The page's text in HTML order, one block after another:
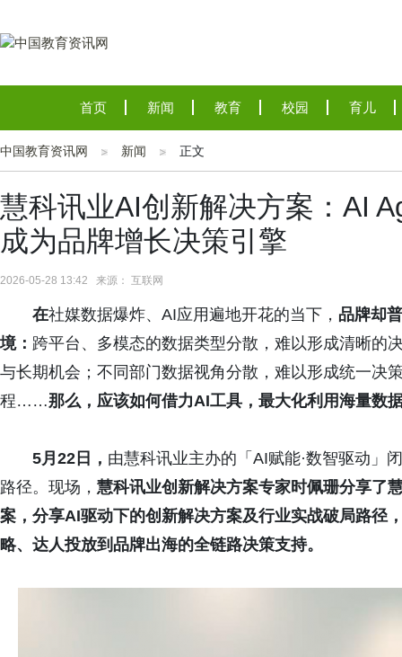
首页 新闻 教育 校园 育儿
中国教育资讯网 新闻 正文
慧科讯业AI创新解决方案：AI
成为品牌增长决策引擎
2026-05-28 13:42 来源： 互联网
在社媒数据爆炸、AI应用遍地开花的当下， 品牌却
境： 跨平台、多模态的数据类型分散，难以形成清晰的
与长期机会；不同部门数据视角分散，难以形成统一决
程……那么，应该如何借力AI工具，最大化利用海量数
5月22日， 由慧科讯业主办的「AI赋能·数智驱动」
路径。现场， 慧科讯业创新解决方案专家时佩珊分享了
案，分享AI驱动下的创新解决方案及行业实战破局路径
略、达人投放到品牌出海的全链路决策支持。